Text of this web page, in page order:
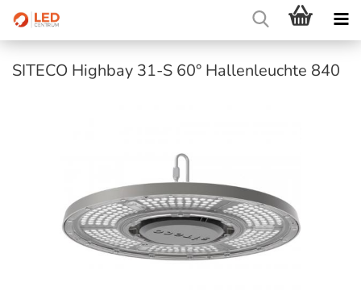
SITECO Highbay 31-S 60° Hallenleuchte 840